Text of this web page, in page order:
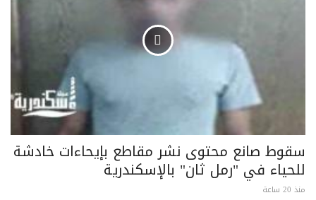
سقوط صانع محتوى نشر مقاطع بإيحاءات خادشة
للحياء في "رمل ثان" بالإسكندرية
منذ 20 ساعة